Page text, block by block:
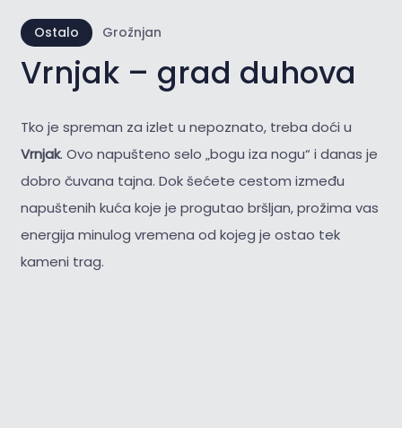
Ostalo Grožnjan
Vrnjak – grad duhova
Tko je spreman za izlet u nepoznato, treba doći u
Vrnjak. Ovo napušteno selo „bogu iza nogu“ i danas je
dobro čuvana tajna. Dok šećete cestom između
napuštenih kuća koje je progutao bršljan, prožima vas
energija minulog vremena od kojeg je ostao tek
kameni trag.